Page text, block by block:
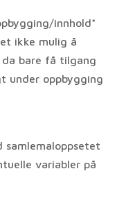
innhold*
ikke mulig å
bare få tilgang
under oppbygging
variabler på